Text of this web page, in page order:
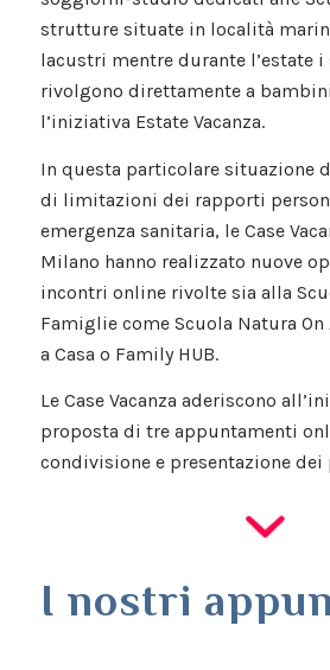
strutture situate in località
lacustri mentre durante l’estate
rivolgono direttamente a
l’iniziativa Estate Vacanza.
In questa particolare situazione
di limitazioni dei rapporti
emergenza sanitaria, le Case
Milano hanno realizzato nuove
incontri online rivolte sia alla
Famiglie come Scuola Natura
a Casa o Family HUB.
Le Case Vacanza aderiscono
proposta di tre appuntamenti
condivisione e presentazione
I nostri